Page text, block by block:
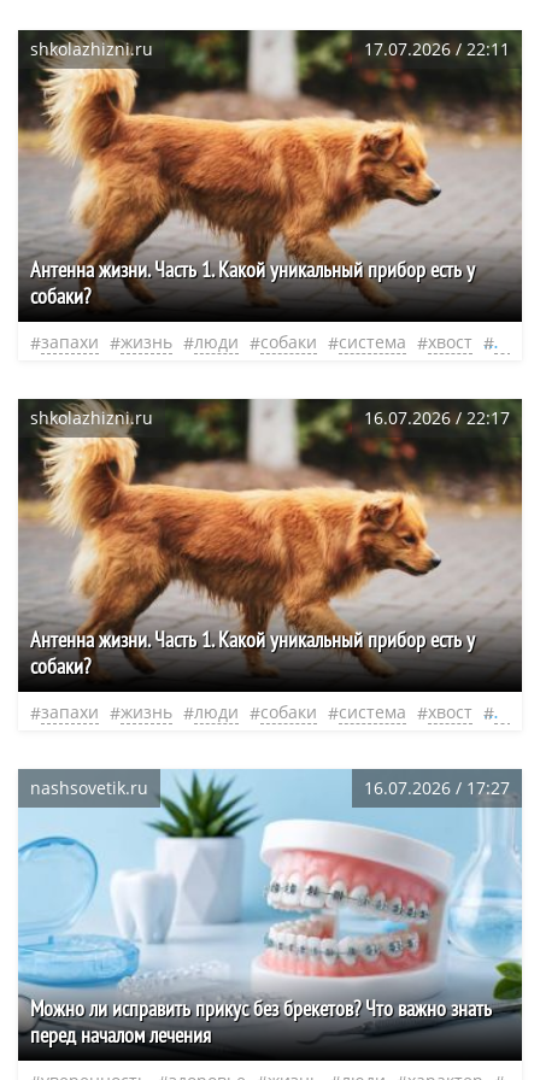
shkolazhizni.ru 17.07.2026 / 22:11
​Антенна жизни. Часть 1. Какой уникальный прибор есть у
собаки?
запахи жизнь люди собаки система хвост нео
shkolazhizni.ru 16.07.2026 / 22:17
​Антенна жизни. Часть 1. Какой уникальный прибор есть у
собаки?
запахи жизнь люди собаки система хвост нео
nashsovetik.ru 16.07.2026 / 17:27
Можно ли исправить прикус без брекетов? Что важно знать
перед началом лечения